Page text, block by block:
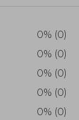
0% (0)
0% (0)
0% (0)
0% (0)
0% (0)